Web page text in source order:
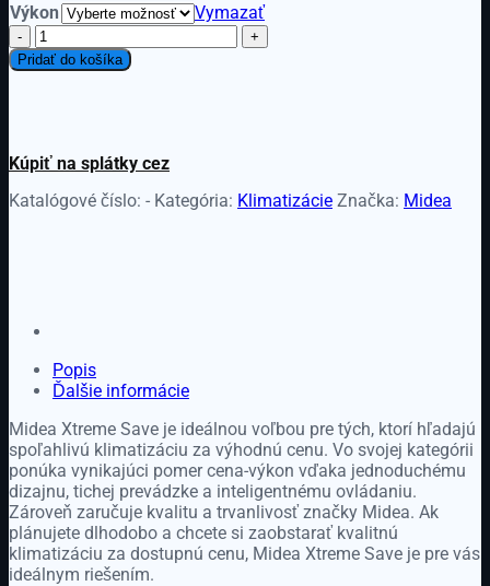
Výkon
Vymazať
množstvo
Midea
Xtreme
Pridať do košíka
Kúpiť na splátky cez
Katalógové číslo: - Kategória: Klimatizácie Značka: Midea
Popis
Ďalšie informácie
Midea Xtreme Save je ideálnou voľbou pre tých, ktorí hľadajú
spoľahlivú klimatizáciu za výhodnú cenu. Vo svojej kategórii
ponúka vynikajúci pomer cena-výkon vďaka jednoduchému
dizajnu, tichej prevádzke a inteligentnému ovládaniu.
Zároveň zaručuje kvalitu a trvanlivosť značky Midea. Ak
plánujete dlhodobo a chcete si zaobstarať kvalitnú
klimatizáciu za dostupnú cenu, Midea Xtreme Save je pre vás
ideálnym riešením.